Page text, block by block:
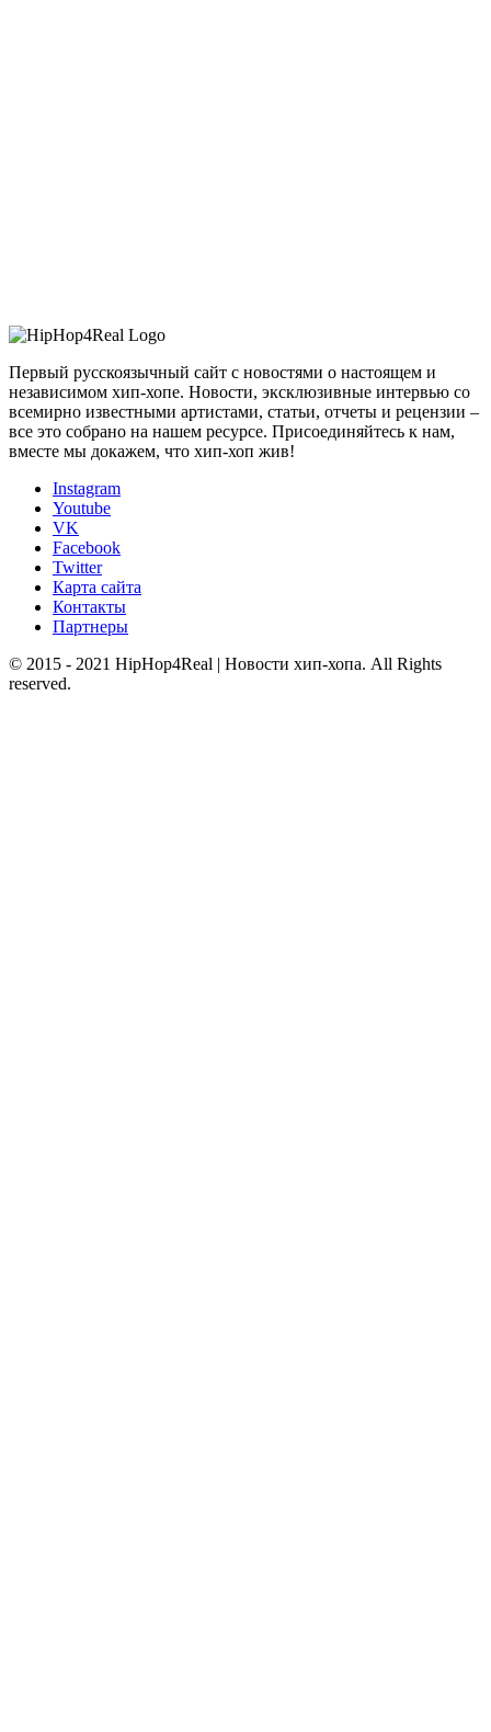
Первый русскоязычный сайт с новостями о настоящем и
независимом хип-хопе. Новости, эксклюзивные интервью со
всемирно известными артистами, статьи, отчеты и рецензии –
все это собрано на нашем ресурсе. Присоединяйтесь к нам,
вместе мы докажем, что хип-хоп жив!
Instagram
Youtube
VK
Facebook
Twitter
Карта сайта
Контакты
Партнеры
© 2015 - 2021 HipHop4Real | Новости хип-хопа. All Rights
reserved.